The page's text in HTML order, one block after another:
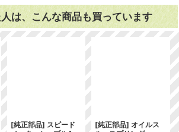
は、こんな商品も買っています
[純正部品] スピード
[純正部品] オイルス